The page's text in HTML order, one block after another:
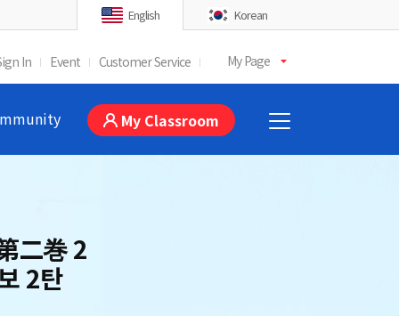
English Korean
In Event Customer Service My Page
My Classroom
二巻 2
2탄